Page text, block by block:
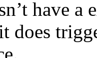
have a
does